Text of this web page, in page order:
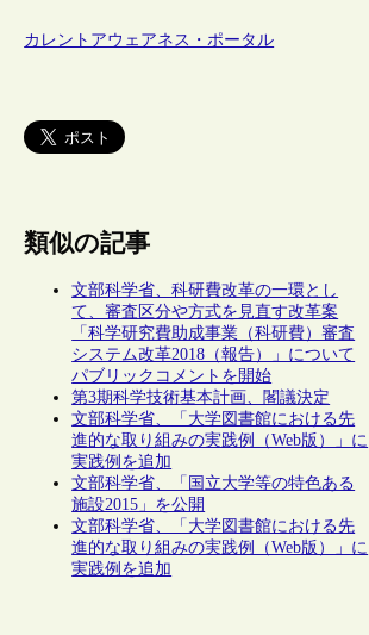
カレントアウェアネス・ポータル
類似の記事
文部科学省、科研費改革の一環とし
て、審査区分や方式を見直す改革案
「科学研究費助成事業（科研費）審査
システム改革2018（報告）」について
パブリックコメントを開始
第3期科学技術基本計画、閣議決定
文部科学省、「大学図書館における先
進的な取り組みの実践例（Web版）」に
実践例を追加
文部科学省、「国立大学等の特色ある
施設2015」を公開
文部科学省、「大学図書館における先
進的な取り組みの実践例（Web版）」に
実践例を追加